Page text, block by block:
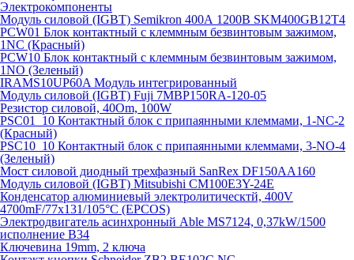
Электрокомпоненты
Модуль силовой (IGBT) Semikron 400А 1200В SKM400GB12T4
PCW01 Блок контактный с клеммным безвинтовым зажимом,
1NC (Красный)
PCW10 Блок контактный с клеммным безвинтовым зажимом,
1NO (Зеленый)
IRAMS10UP60A Модуль интегрированный
Модуль силовой (IGBT) Fuji 7MBP150RA-120-05
Резистор силовой, 40Om, 100W
PSC01_10 Контактный блок с припаянными клеммами, 1-NC-2
(Красный)
PSC10_10 Контактный блок с припаянными клеммами, 3-NO-4
(Зеленый)
Мост силовой диодный трехфазный SanRex DF150AA160
Модуль силовой (IGBT) Mitsubishi CM100E3Y-24E
Конденсатор алюминиевый электролитическтй, 400V
4700mF/77x131/105°C (EPCOS)
Электродвигатель асинхронный Able MS7124, 0,37kW/1500
исполнение В34
Ключевина 19mm, 2 ключа